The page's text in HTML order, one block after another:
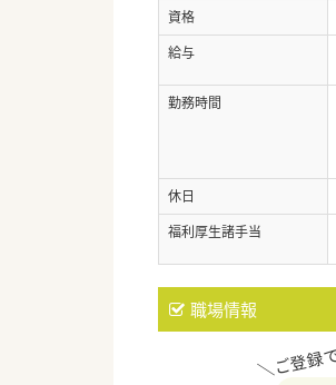
資格
給与
勤務時間
休日
福利厚生諸手当
職場情報